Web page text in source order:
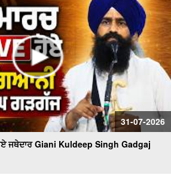
31-07-2026
ਜਥੇਦਾਰ Giani Kuldeep Singh Gadgaj